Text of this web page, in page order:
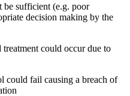
be sufficient (e.g. poor
decision making by the
could occur due to
could fail causing a breach of